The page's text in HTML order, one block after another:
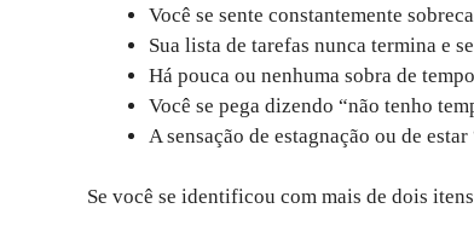
Você se sente constantemente
Sua lista de tarefas nunca termina e
Há pouca ou nenhuma sobra de
Você se pega dizendo “não tenho
A sensação de estagnação ou de
Se você se identificou com mais de dois